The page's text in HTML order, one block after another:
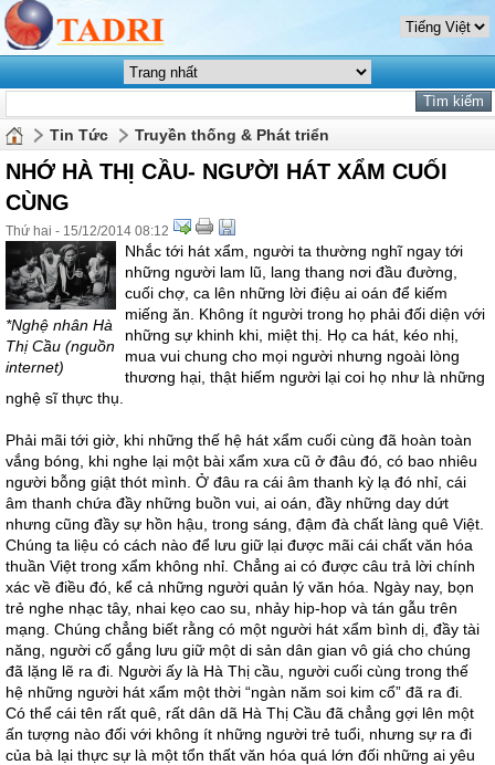
Tin Tức Truyền thống & Phát triển
NHỚ HÀ THỊ CẦU- NGƯỜI HÁT XẨM CUỐI
CÙNG
Thứ hai - 15/12/2014 08:12
*Nghệ nhân Hà
Thị Cầu (nguồn
internet)
Nhắc tới hát xẩm, người ta thường nghĩ ngay tới
những người lam lũ, lang thang nơi đầu đường,
cuối chợ, ca lên những lời điệu ai oán để kiếm
miếng ăn. Không ít người trong họ phải đối diện với
những sự khinh khi, miệt thị. Họ ca hát, kéo nhị,
mua vui chung cho mọi người nhưng ngoài lòng
thương hại, thật hiếm người lại coi họ như là những
nghệ sĩ thực thụ.
Phải mãi tới giờ, khi những thế hệ hát xẩm cuối cùng đã hoàn toàn
vắng bóng, khi nghe lại một bài xẩm xưa cũ ở đâu đó, có bao nhiêu
người bỗng giật thót mình. Ở đâu ra cái âm thanh kỳ lạ đó nhỉ, cái
âm thanh chứa đầy những buồn vui, ai oán, đầy những day dứt
nhưng cũng đầy sự hồn hậu, trong sáng, đậm đà chất làng quê Việt.
Chúng ta liệu có cách nào để lưu giữ lại được mãi cái chất văn hóa
thuần Việt trong xẩm không nhỉ. Chẳng ai có được câu trả lời chính
xác về điều đó, kể cả những người quản lý văn hóa. Ngày nay, bọn
trẻ nghe nhạc tây, nhai kẹo cao su, nhảy hip-hop và tán gẫu trên
mạng. Chúng chẳng biết rằng có một người hát xẩm bình dị, đầy tài
năng, người cố gắng lưu giữ một di sản dân gian vô giá cho chúng
đã lặng lẽ ra đi. Người ấy là Hà Thị cầu, người cuối cùng trong thế
hệ những người hát xẩm một thời “ngàn năm soi kim cổ” đã ra đi.
Có thể cái tên rất quê, rất dân dã Hà Thị Cầu đã chẳng gợi lên một
ấn tượng nào đối với không ít những người trẻ tuổi, nhưng sự ra đi
của bà lại thực sự là một tổn thất văn hóa quá lớn đối những ai yêu